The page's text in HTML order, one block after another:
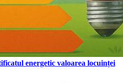
energetic valoarea locuinței